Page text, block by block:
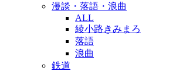
漫談・落語・浪曲
ALL
綾小路きみまろ
落語
浪曲
鉄道